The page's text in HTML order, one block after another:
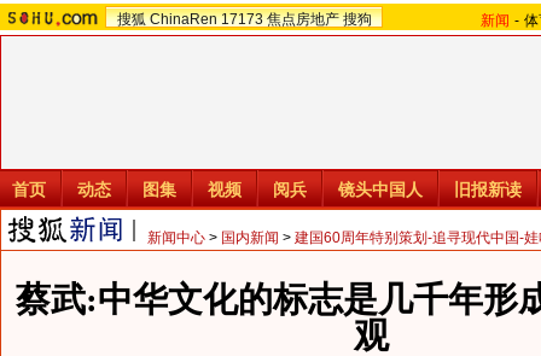
搜狐 ChinaRen 17173 焦点房地产 搜狗 新闻 -
首页 动态 图集 视频 阅兵 镜头中国人 旧报新读
新闻中心 > 国内新闻 > 建国60周年特别策划-追寻现代中国-
蔡武:中华文化的标志是几千年形
观